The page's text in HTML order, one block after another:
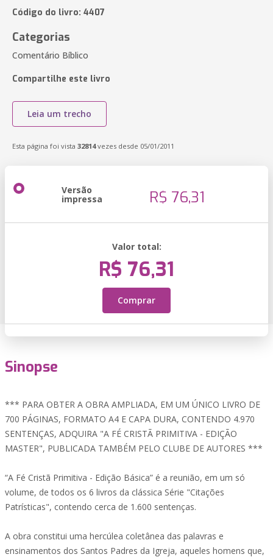
Código do livro: 4407
Categorias
Comentário Bíblico
Compartilhe este livro
Leia um trecho
Esta página foi vista 32814vezes desde 05/01/2011
Versão
impressa R$ 76,31
Valor total:
R$ 76,31
Comprar
Sinopse
*** PARA OBTER A OBRA AMPLIADA, EM UM ÚNICO LIVRO DE
700 PÁGINAS, FORMATO A4 E CAPA DURA, CONTENDO 4.970
SENTENÇAS, ADQUIRA "A FÉ CRISTÃ PRIMITIVA - EDIÇÃO
MASTER", PUBLICADA TAMBÉM PELO CLUBE DE AUTORES ***
“A Fé Cristã Primitiva - Edição Básica” é a reunião, em um só
volume, de todos os 6 livros da clássica Série "Citações
Patrísticas", contendo cerca de 1.600 sentenças.
A obra constitui uma hercúlea coletânea das palavras e
ensinamentos dos Santos Padres da Igreja, aqueles homens que,